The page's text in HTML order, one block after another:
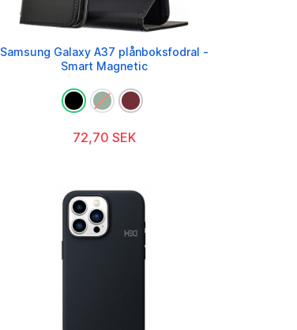
Samsung Galaxy A37 plånboksfodral -
Smart Magnetic
72,70 SEK